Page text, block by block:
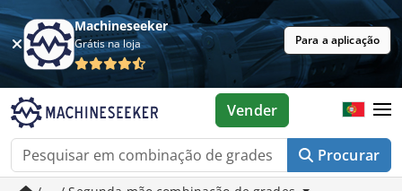
Machineseeker
Grátis na loja Para a aplicação
Procurar
Vender